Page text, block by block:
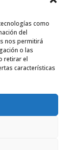
como
del
nos permitirá
o las
retirar el
características